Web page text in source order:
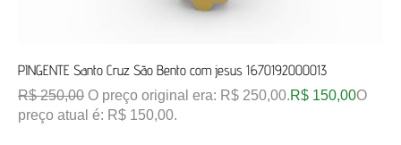
PINGENTE Santo Cruz São Bento com jesus 1670192000013
R$250,00 O preço original era: R$ 250,00.R$ 150,00O
preço atual é: R$ 150,00.